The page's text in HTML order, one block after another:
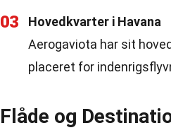
03
Hovedkvarter i Havana
Aerogaviota har sit
placeret for
Flåde og